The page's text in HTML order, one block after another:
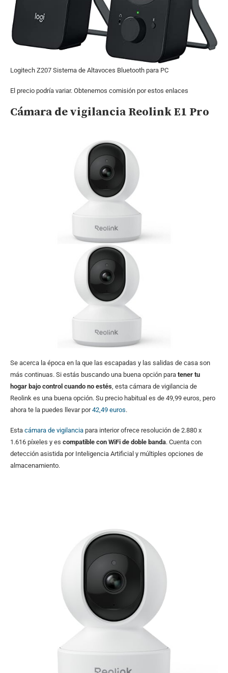
Logitech Z207 Sistema de Altavoces Bluetooth para PC
El precio podría variar. Obtenemos comisión por estos enlaces
Cámara de vigilancia Reolink E1 Pro
Se acerca la época en la que las escapadas y las salidas de casa son
más continuas. Si estás buscando una buena opción para tener tu
hogar bajo control cuando no estés, esta cámara de vigilancia de
Reolink es una buena opción. Su precio habitual es de 49,99 euros, pero
ahora te la puedes llevar por42,49 euros.
Esta cámara de vigilancia para interior ofrece resolución de 2.880 x
1.616 píxeles y es compatible con WiFi de doble banda. Cuenta con
detección asistida por Inteligencia Artificial y múltiples opciones de
almacenamiento.